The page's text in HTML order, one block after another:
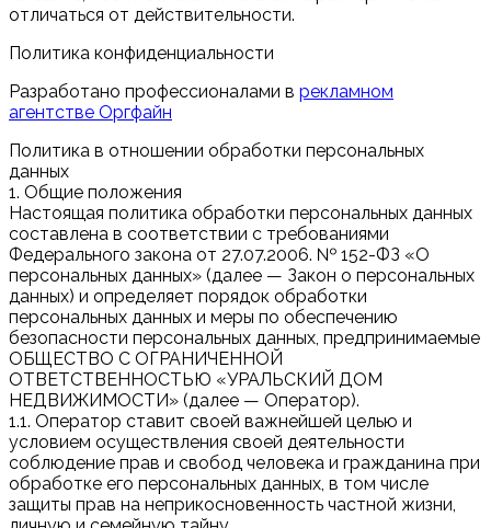
отличаться от действительности.
Политика конфиденциальности
Разработано профессионалами в рекламном
агентстве Оргфайн
Политика в отношении обработки персональных
данных
1. Общие положения
Настоящая политика обработки персональных данных
составлена в соответствии с требованиями
Федерального закона от 27.07.2006. № 152-ФЗ «О
персональных данных» (далее — Закон о персональных
данных) и определяет порядок обработки
персональных данных и меры по обеспечению
безопасности персональных данных, предпринимаемые
ОБЩЕСТВО С ОГРАНИЧЕННОЙ
ОТВЕТСТВЕННОСТЬЮ «УРАЛЬСКИЙ ДОМ
НЕДВИЖИМОСТИ» (далее — Оператор).
1.1. Оператор ставит своей важнейшей целью и
условием осуществления своей деятельности
соблюдение прав и свобод человека и гражданина при
обработке его персональных данных, в том числе
защиты прав на неприкосновенность частной жизни,